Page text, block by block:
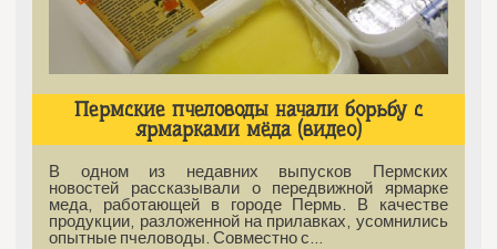
Пермские пчеловоды начали борьбу с
ярмарками мёда (видео)
В одном из недавних выпусков Пермских
новостей рассказывали о передвижной ярмарке
меда, работающей в городе Пермь. В качестве
продукции, разложенной на прилавках, усомнились
опытные пчеловоды. Совместно с…